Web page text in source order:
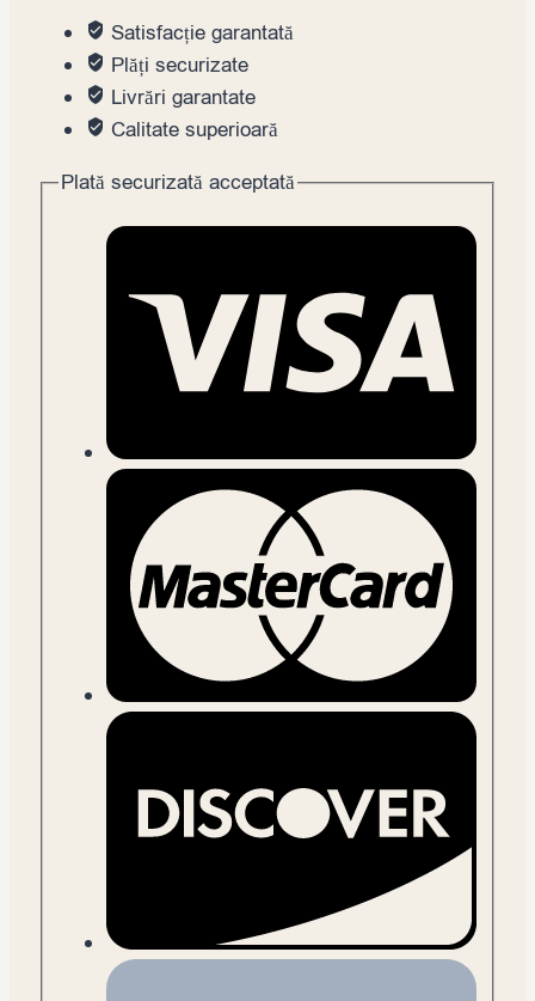
Satisfacție garantată
Plăți securizate
Livrări garantate
Calitate superioară
Plată securizată acceptată